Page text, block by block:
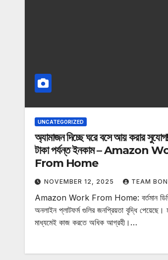
UNCATEGORIZED
অ্যামাজন দিচ্ছে ঘরে বসে আয় করার
টাকা পর্যন্ত ইনকাম – Amazon
From Home
NOVEMBER 12, 2025 TEAM
Amazon Work From Home: বর্তমান
অনলাইন প্লাটফর্ম গুলির জনপ্রিয়তা বৃদ্ধি পেয়েছে।
মাধ্যমেই কাজ করতে অধিক আগ্রহী।…